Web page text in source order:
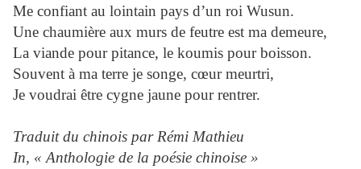
Me confiant au lointain pays d’un roi Wusun.
Une chaumière aux murs de feutre est ma demeure,
La viande pour pitance, le koumis pour boisson.
Souvent à ma terre je songe, cœur meurtri,
Je voudrai être cygne jaune pour rentrer.
Traduit du chinois par Rémi Mathieu
In, « Anthologie de la poésie chinoise »